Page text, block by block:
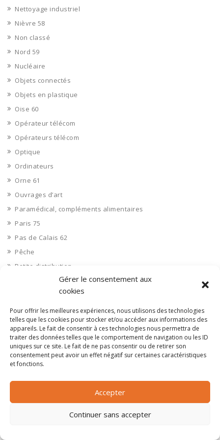
Gérer le consentement aux
cookies
Pour offrir les meilleures expériences, nous utilisons des technologies
telles que les cookies pour stocker et/ou accéder aux informations des
appareils. Le fait de consentir à ces technologies nous permettra de
traiter des données telles que le comportement de navigation ou les ID
uniques sur ce site. Le fait de ne pas consentir ou de retirer son
consentement peut avoir un effet négatif sur certaines caractéristiques
et fonctions.
Accepter
Continuer sans accepter
Nettoyage industriel
Nièvre 58
Non classé
Nord 59
Nucléaire
Objets connectés
Objets en plastique
Oise 60
Opérateur télécom
Opérateurs télécom
Optique
Ordinateurs
Orne 61
Ouvrages d’art
Paramédical, compléments alimentaires
Paris 75
Pas de Calais 62
Pêche
Petite distribution
Pharmaceutique, médicaments
Pharmacie et vente d'articles médicaux
Photos
Piscine
Polynésie Française 987
Ponts
Port